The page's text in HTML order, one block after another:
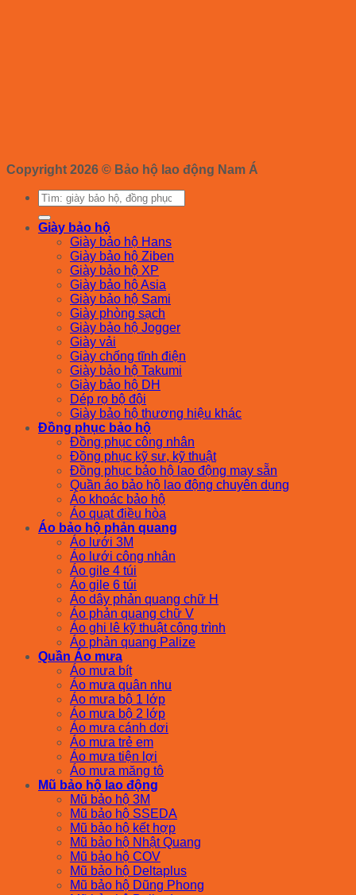
Copyright 2026 © Bảo hộ lao động Nam Á
Tìm
kiếm:
Giày bảo hộ
Giày bảo hộ Hans
Giày bảo hộ Ziben
Giày bảo hộ XP
Giày bảo hộ Asia
Giày bảo hộ Sami
Giày phòng sạch
Giày bảo hộ Jogger
Giày vải
Giày chống tĩnh điện
Giày bảo hộ Takumi
Giày bảo hộ DH
Dép rọ bộ đội
Giày bảo hộ thương hiệu khác
Đồng phục bảo hộ
Đồng phục công nhân
Đồng phục kỹ sư, kỹ thuật
Đồng phục bảo hộ lao động may sẵn
Quần áo bảo hộ lao động chuyên dụng
Áo khoác bảo hộ
Áo quạt điều hòa
Áo bảo hộ phản quang
Áo lưới 3M
Áo lưới công nhân
Áo gile 4 túi
Áo gile 6 túi
Áo dây phản quang chữ H
Áo phản quang chữ V
Áo ghi lê kỹ thuật công trình
Áo phản quang Palize
Quần Áo mưa
Áo mưa bít
Áo mưa quân nhu
Áo mưa bộ 1 lớp
Áo mưa bộ 2 lớp
Áo mưa cánh dơi
Áo mưa trẻ em
Áo mưa tiện lợi
Áo mưa măng tô
Mũ bảo hộ lao động
Mũ bảo hộ 3M
Mũ bảo hộ SSEDA
Mũ bảo hộ kết hợp
Mũ bảo hộ Nhật Quang
Mũ bảo hộ COV
Mũ bảo hộ Deltaplus
Mũ bảo hộ Dũng Phong